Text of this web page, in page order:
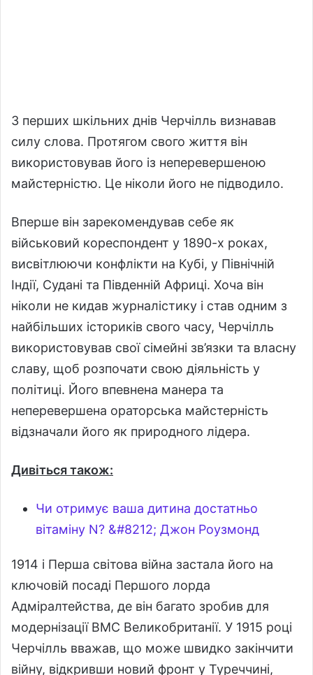
З перших шкільних днів Черчілль визнавав
силу слова. Протягом свого життя він
використовував його із неперевершеною
майстерністю. Це ніколи його не підводило.
Вперше він зарекомендував себе як
військовий кореспондент у 1890-х роках,
висвітлюючи конфлікти на Кубі, у Північній
Індії, Судані та Південній Африці. Хоча він
ніколи не кидав журналістику і став одним з
найбільших істориків свого часу, Черчілль
використовував свої сімейні зв’язки та власну
славу, щоб розпочати свою діяльність у
політиці. Його впевнена манера та
неперевершена ораторська майстерність
відзначали його як природного лідера.
Дивіться також:
Чи отримує ваша дитина достатньо
вітаміну N? &#8212; Джон Роузмонд
1914 і Перша світова війна застала його на
ключовій посаді Першого лорда
Адміралтейства, де він багато зробив для
модернізації ВМС Великобританії. У 1915 році
Черчілль вважав, що може швидко закінчити
війну, відкривши новий фронт у Туреччині,